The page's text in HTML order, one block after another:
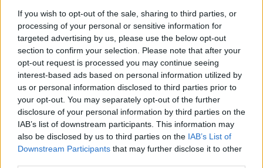
If you wish to opt-out of the sale, sharing to third parties, or
processing of your personal or sensitive information for
targeted advertising by us, please use the below opt-out
section to confirm your selection. Please note that after your
opt-out request is processed you may continue seeing
interest-based ads based on personal information utilized by
us or personal information disclosed to third parties prior to
your opt-out. You may separately opt-out of the further
disclosure of your personal information by third parties on the
IAB’s list of downstream participants. This information may
also be disclosed by us to third parties on the IAB’s List of
Downstream Participants that may further disclose it to other
Teleskopi më i fuqishëm diellor
zbulon vorbullat që ndikojnë
në motin hapësinor dhe Tokë
Bllokime të papritura të
llogarive të WhatsApp-it në të
gjithë botën